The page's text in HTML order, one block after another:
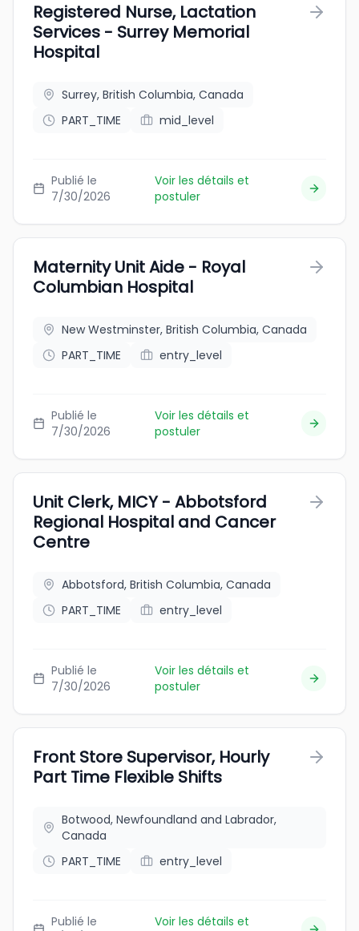
Registered Nurse, Lactation
Services - Surrey Memorial
Hospital
Surrey, British Columbia, Canada
PART_TIME
mid_level
Publié le
7/30/2026
Voir les détails et
postuler
Maternity Unit Aide - Royal
Columbian Hospital
New Westminster, British Columbia, Canada
PART_TIME
entry_level
Publié le
7/30/2026
Voir les détails et
postuler
Unit Clerk, MICY - Abbotsford
Regional Hospital and Cancer
Centre
Abbotsford, British Columbia, Canada
PART_TIME
entry_level
Publié le
7/30/2026
Voir les détails et
postuler
Front Store Supervisor, Hourly
Part Time Flexible Shifts
Botwood, Newfoundland and Labrador,
Canada
PART_TIME
entry_level
Publié le
Voir les détails et